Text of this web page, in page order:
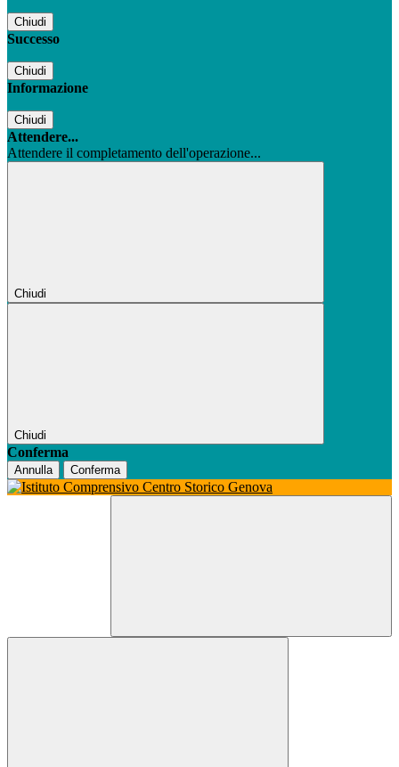
Chiudi
Successo
Chiudi
Informazione
Chiudi
Attendere...
Attendere il completamento dell'operazione...
Chiudi
Chiudi
Conferma
Annulla Conferma